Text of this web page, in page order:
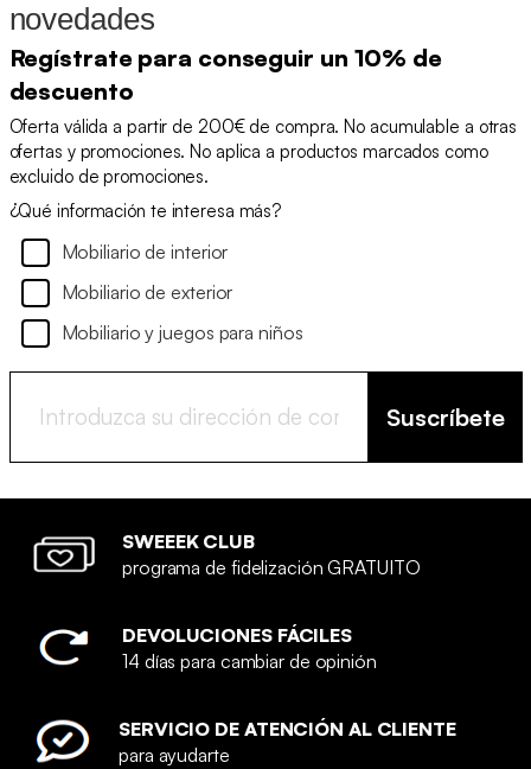
novedades
Regístrate para conseguir un 10% de
descuento
Oferta válida a partir de 200€ de compra. No acumulable a otras
ofertas y promociones. No aplica a productos marcados como
excluido de promociones.
¿Qué información te interesa más?
Mobiliario de interior
Mobiliario de exterior
Mobiliario y juegos para niños
Suscríbete
SWEEEK CLUB
programa de fidelización GRATUITO
DEVOLUCIONES FÁCILES
14 días para cambiar de opinión
SERVICIO DE ATENCIÓN AL CLIENTE
para ayudarte